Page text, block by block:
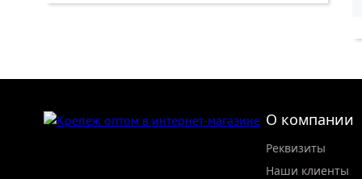
О компании
Реквизиты
Наши клиенты